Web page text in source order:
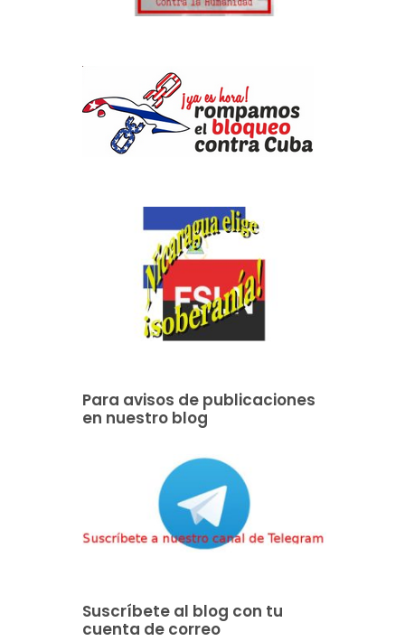
Para avisos de publicaciones
en nuestro blog
Suscríbete al blog con tu
cuenta de correo